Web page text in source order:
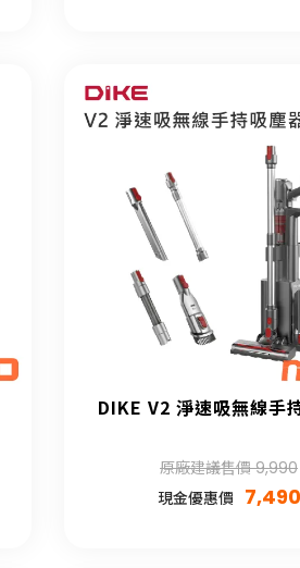
DIKE V2 淨速吸無線手
原廠建議售價 9,990
現金優惠價 7,490